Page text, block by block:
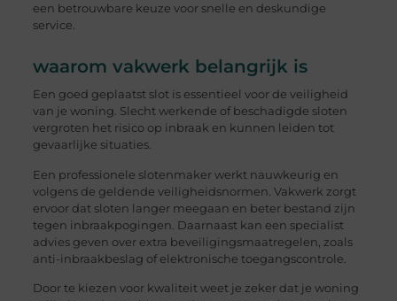
een betrouwbare keuze voor snelle en deskundige
service.
waarom vakwerk belangrijk is
Een goed geplaatst slot is essentieel voor de veiligheid
van je woning. Slecht werkende of beschadigde sloten
vergroten het risico op inbraak en kunnen leiden tot
gevaarlijke situaties.
Een professionele slotenmaker werkt nauwkeurig en
volgens de geldende veiligheidsnormen. Vakwerk zorgt
ervoor dat sloten langer meegaan en beter bestand zijn
tegen inbraakpogingen. Daarnaast kan een specialist
advies geven over extra beveiligingsmaatregelen, zoals
anti-inbraakbeslag of elektronische toegangscontrole.
Door te kiezen voor kwaliteit weet je zeker dat je woning